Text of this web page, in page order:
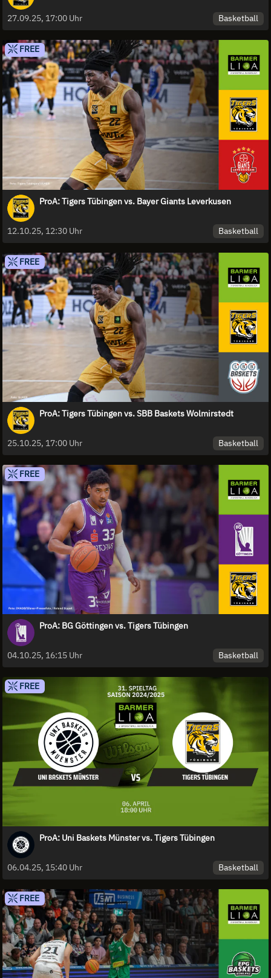
27.09.25, 17:00 Uhr Basketball
FREE
ProA: Tigers Tübingen vs. Bayer Giants Leverkusen
12.10.25, 12:30 Uhr Basketball
FREE
ProA: Tigers Tübingen vs. SBB Baskets Wolmirstedt
25.10.25, 17:00 Uhr Basketball
FREE
ProA: BG Göttingen vs. Tigers Tübingen
04.10.25, 16:15 Uhr Basketball
FREE
ProA: Uni Baskets Münster vs. Tigers Tübingen
06.04.25, 15:40 Uhr Basketball
FREE